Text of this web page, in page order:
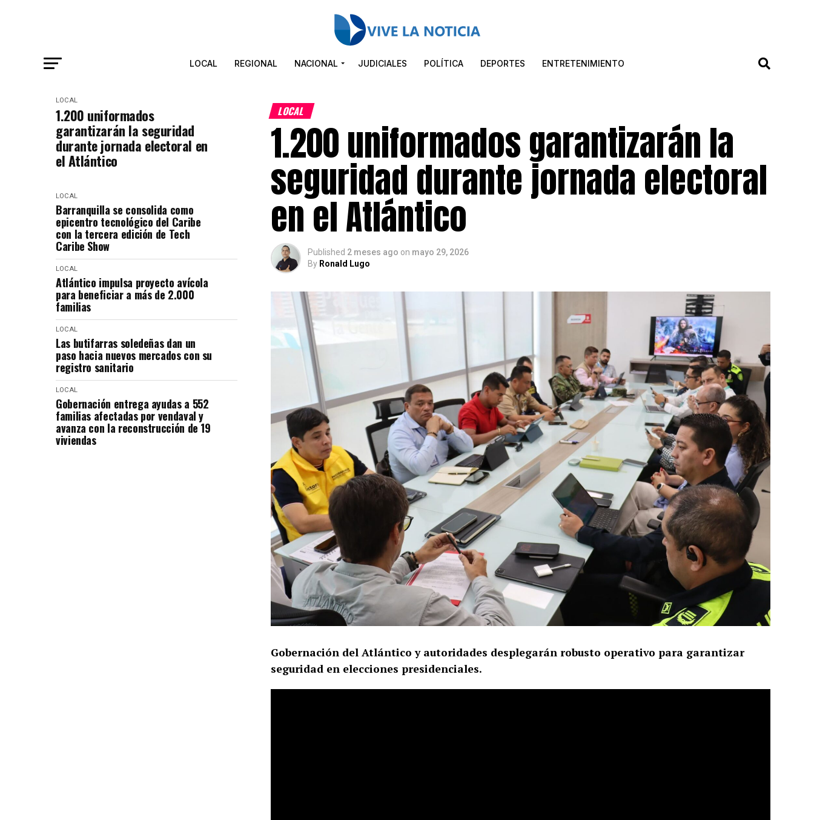
LOCAL REGIONAL NACIONAL JUDICIALES POLÍTICA DEPORTES ENTRETENIMIENTO
LOCAL
1.200 uniformados
garantizarán la seguridad
durante jornada electoral en
el Atlántico
LOCAL
Barranquilla se consolida como
epicentro tecnológico del Caribe
con la tercera edición de Tech
Caribe Show
LOCAL
Atlántico impulsa proyecto avícola
para beneficiar a más de 2.000
familias
LOCAL
Las butifarras soledeñas dan un
paso hacia nuevos mercados con su
registro sanitario
LOCAL
Gobernación entrega ayudas a 552
familias afectadas por vendaval y
avanza con la reconstrucción de 19
viviendas
LOCAL
1.200 uniformados garantizarán la
seguridad durante jornada electoral
en el Atlántico
Published 2 meses ago on mayo 29, 2026
By Ronald Lugo
Gobernación del Atlántico y autoridades desplegarán robusto operativo para garantizar
seguridad en elecciones presidenciales.